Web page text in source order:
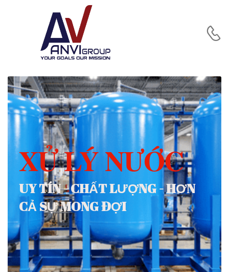
XỬ LÝ NƯỚC
UY TÍN - CHẤT LƯỢNG - HƠN
CẢ SỰ MONG ĐỢI